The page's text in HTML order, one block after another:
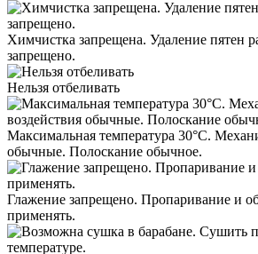
Химчистка запрещена. Удаление пятен
запрещено.
Нельзя отбеливать
Максимальная температура 30°С.
обычные. Полоскание обычное.
Глажение запрещено. Пропаривание и
применять.